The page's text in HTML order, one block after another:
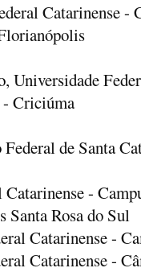
Catarinense -
, Universidade
Criciúma
de Santa
-
Santa Rosa do Sul
Catarinense -
Catarinense -